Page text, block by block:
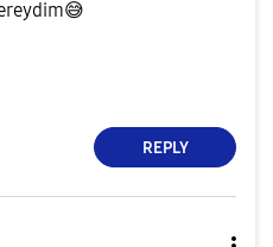
😅
REPLY